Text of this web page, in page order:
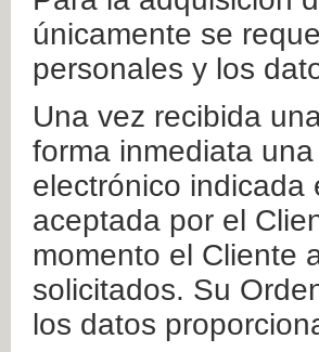
únicamente se
personales y los
Una vez recibida
forma inmediata
electrónico indicada
aceptada por el
momento el Cliente
solicitados. Su
los datos